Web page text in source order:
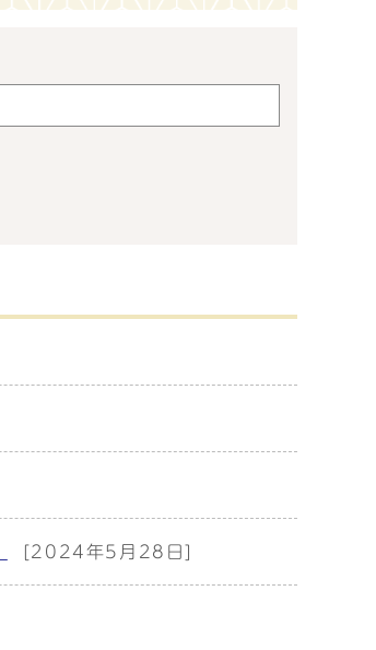
[2024年5月28日]